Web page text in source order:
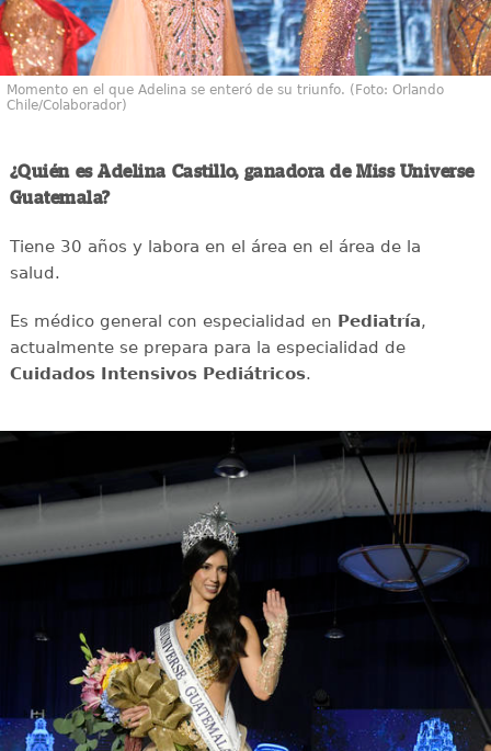
Momento en el que Adelina se enteró de su triunfo. (Foto: Orlando
Chile/Colaborador)
¿Quién es Adelina Castillo, ganadora de Miss Universe
Guatemala?
Tiene 30 años y labora en el área en el área de la
salud.
Es médico general con especialidad en Pediatría,
actualmente se prepara para la especialidad de
Cuidados Intensivos Pediátricos.